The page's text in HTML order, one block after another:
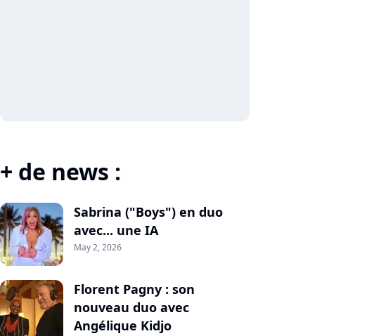
+ de news :
Sabrina ("Boys") en duo
avec... une IA
May 2, 2026
Florent Pagny : son
nouveau duo avec
Angélique Kidjo